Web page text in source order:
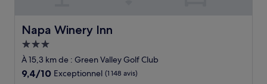
Napa Winery Inn
Napa Winery Inn
Hébergement
3.0 étoiles
À 15,3 km de : Green Valley Golf Club
9.4
9,4/10 Exceptionnel (1 148 avis)